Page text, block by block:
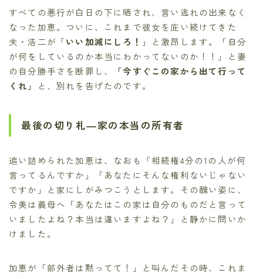
すべての悪行が白日の下に晒され、言い逃れの出来なく
なった加恵。ついに、これまで彼女を庇い続けてきた
夫・浩二が「いい加減にしろ！ 」と激昂します。「自分
が何をしているのか本当にわかってないのか！！」と妻
の自分勝手さを断罪し、
「今すぐこの家から出て行って
くれ」
と、別れを告げたのです。
最後の切り札―家の本当の所有者
追い詰められた加恵は、なおも「相続権4分の1の人が何
言ってるんですか」「あなたにそんな権利ないじゃない
ですか」と家にしがみつこうとします。その醜い姿に、
令美は義母へ「あなたはこの家は自分のものだと言って
いましたよね？本当は違いますよね？」と静かに問いか
けました。
加恵が「部外者は黙ってて！」と叫んだその時、これま